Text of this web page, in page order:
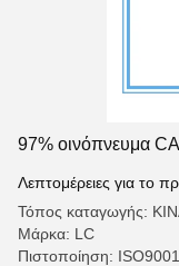
97% οινόπνευμα
Λεπτομέρειες για το
Τόπος καταγωγής:
Μάρκα: LC
Πιστοποίηση: ISO9001